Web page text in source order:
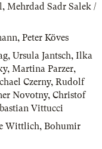
, Mehrdad Sadr Salek /
, Peter Köves
, Ursula Jantsch, Ilka
, Martina Parzer,
Czerny, Rudolf
Novotny, Christof
Vittucci
Wittlich, Bohumir